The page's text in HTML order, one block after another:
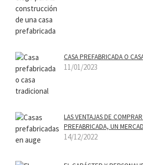
CASA PREFABRICADA O
11/01/2023
LAS VENTAJAS DE
PREFABRICADA, UN
14/12/2022